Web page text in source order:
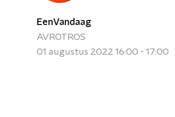
EenVandaag
AVROTROS
01 augustus 2022 16:00 - 17:00